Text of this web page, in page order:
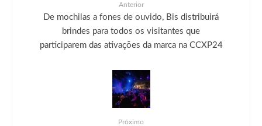
Anterior
De mochilas a fones de ouvido, Bis distribuirá
brindes para todos os visitantes que
participarem das ativações da marca na CCXP24
Próximo